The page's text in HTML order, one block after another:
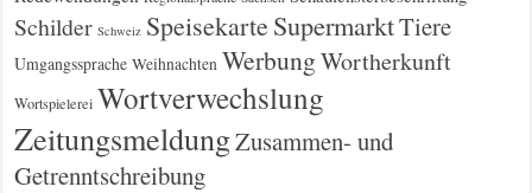
Schilder Schweiz Speisekarte SupermarktTiere
Umgangssprache Weihnachten WerbungWortherkunft
Wortspielerei Wortverwechslung
ZeitungsmeldungZusammen- und
Getrenntschreibung